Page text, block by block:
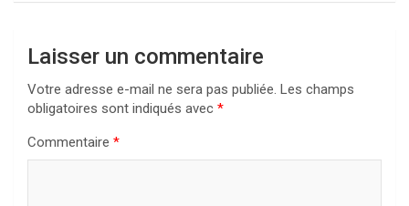
Laisser un commentaire
Votre adresse e-mail ne sera pas publiée. Les champs
obligatoires sont indiqués avec *
Commentaire *